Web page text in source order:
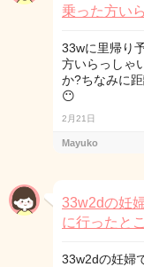
乗った方い
33wに里帰り
方いらっしゃ
か?ちなみに
😶
2月21日
Mayuko
33w2dの妊
に行ったと
33w2dの妊婦